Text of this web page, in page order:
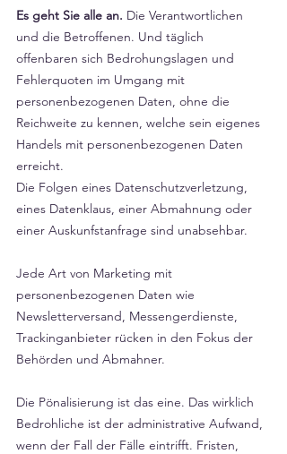
Es geht Sie alle an. Die Verantwortlichen
und die Betroffenen. Und täglich
offenbaren sich Bedrohungslagen und
Fehlerquoten im Umgang mit
personenbezogenen Daten, ohne die
Reichweite zu kennen, welche sein eigenes
Handels mit personenbezogenen Daten
erreicht.
Die Folgen eines Datenschutzverletzung,
eines Datenklaus, einer Abmahnung oder
einer Auskunfstanfrage sind unabsehbar.
Jede Art von Marketing mit
personenbezogenen Daten wie
Newsletterversand, Messengerdienste,
Trackinganbieter rücken in den Fokus der
Behörden und Abmahner.
Die Pönalisierung ist das eine. Das wirklich
Bedrohliche ist der administrative Aufwand,
wenn der Fall der Fälle eintrifft. Fristen,